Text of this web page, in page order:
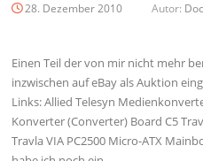
28. Dezember 2010 Autor:
Einen Teil der von mir nicht mehr
inzwischen auf eBay als Auktion
Links: Allied Telesyn
Konverter (Converter) Board C5
Travla VIA PC2500 Micro-ATX